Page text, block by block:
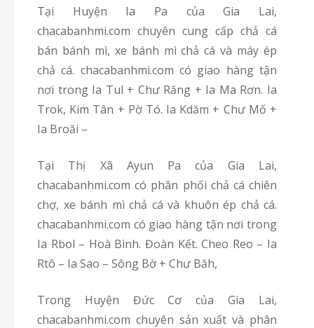
Tại Huyện Ia Pa của Gia Lai,
chacabanhmi.com chuyên cung cấp chả cá
bán bánh mì, xe bánh mì chả cá và máy ép
chả cá. chacabanhmi.com có giao hàng tận
nơi trong Ia Tul + Chư Răng + Ia Ma Rơn. Ia
Trok, Kim Tân + Pờ Tó. Ia Kdăm + Chư Mố +
Ia Broăi –
Tại Thị Xã Ayun Pa của Gia Lai,
chacabanhmi.com có phân phối chả cá chiên
chợ, xe bánh mì chả cá và khuôn ép chả cá.
chacabanhmi.com có giao hàng tận nơi trong
Ia Rbol – Hoà Bình. Đoàn Kết. Cheo Reo – Ia
Rtô – Ia Sao – Sông Bờ + Chư Băh,
Trong Huyện Đức Cơ của Gia Lai,
chacabanhmi.com chuyên sản xuất và phân